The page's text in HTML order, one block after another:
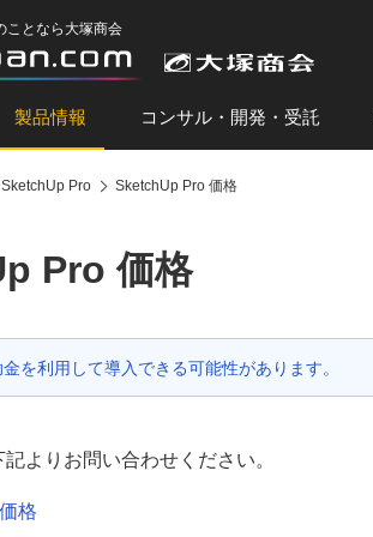
ことなら大塚商会
製品情報 コンサル・開発・受託
SketchUp Pro SketchUp Pro 価格
Pro 価格
を利用して導入できる可能性があります。
よりお問い合わせください。
格